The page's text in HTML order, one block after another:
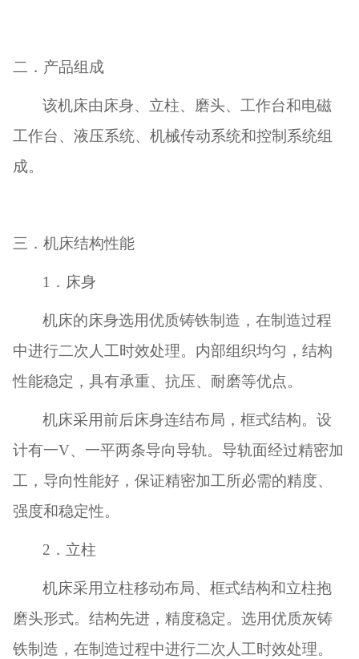
二．产品组成
该机床由床身、立柱、磨头、工作台和电磁
工作台、液压系统、机械传动系统和控制系统组
成。
三．机床结构性能
1 ．床身
机床的床身选用优质铸铁制造，在制造过程
中进行二次人工时效处理。内部组织均匀，结构
性能稳定，具有承重、抗压、耐磨等优点。
机床采用前后床身连结布局，框式结构。设
计有一V、一平两条导向导轨。导轨面经过精密加
工，导向性能好，保证精密加工所必需的精度、
强度和稳定性。
2 ．立柱
机床采用立柱移动布局、框式结构和立柱抱
磨头形式。结构先进，精度稳定。选用优质灰铸
铁制造，在制造过程中进行二次人工时效处理。